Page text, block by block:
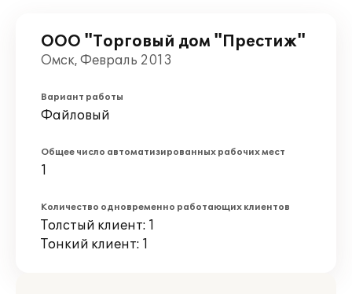
ООО "Торговый дом "Престиж"
Омск, Февраль 2013
Вариант работы
Файловый
Общее число автоматизированных рабочих мест
1
Количество одновременно работающих клиентов
Толстый клиент: 1
Тонкий клиент: 1